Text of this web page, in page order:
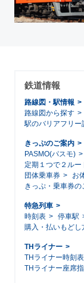
鉄道情報
路線図・駅情報
路線図から探す
駅のバリアフリー
きっぷのご案内
PASMO(パスモ)
定期１つで２ル
団体乗車券
お
きっぷ・乗車券の
特急列車
時刻表
停車駅
購入・払いもどし
THライナー
THライナー時刻表
THライナー座席